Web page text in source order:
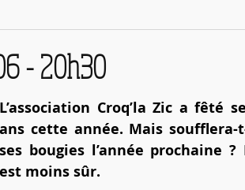
- 20h30
L’association Croq’la Zic a fêté
ans cette année. Mais soufflera-
ses bougies l’année prochaine ?
est moins sûr.